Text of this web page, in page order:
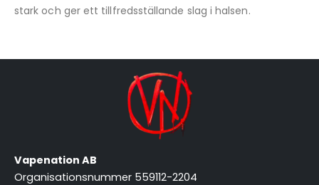
stark och ger ett tillfredsställande slag i halsen.
Vapenation AB
Organisationsnummer 559112-2204